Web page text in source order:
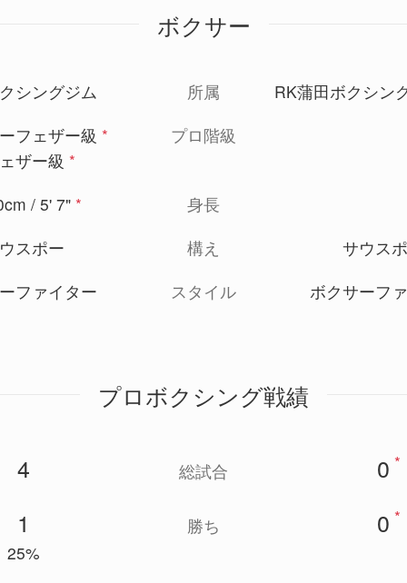
ボクサー
シングジム 所属
RK蒲田ボクシン
フェザー級 *
ザー級 *
プロ階級
/ 5' 7" *
身長
スポー
構え
サウス
ファイター
スタイル ボクサーフ
プロボクシング戦績
4 総試合 0 *
1
25%
勝ち 0 *